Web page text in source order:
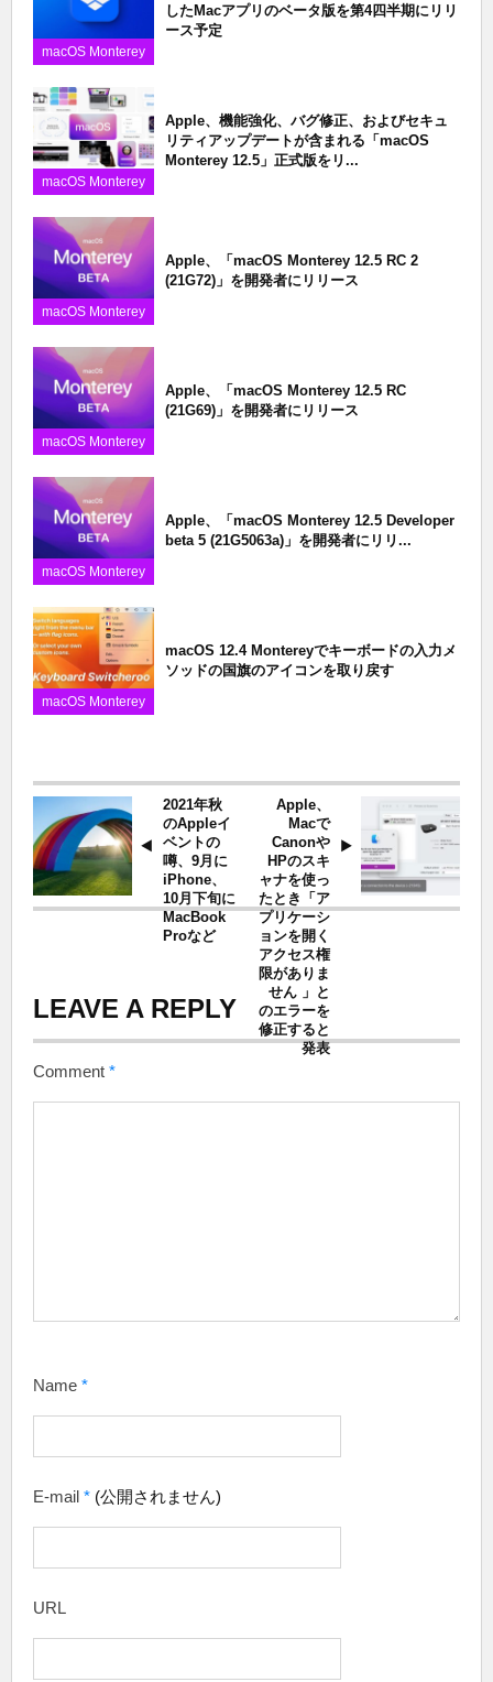
macOS Monterey
したMacアプリのベータ版を第4四半期にリリ
ース予定
macOS Monterey
Apple、機能強化、バグ修正、およびセキュ
リティアップデートが含まれる「macOS
Monterey 12.5」正式版をリ...
macOS Monterey
Apple、「macOS Monterey 12.5 RC 2
(21G72)」を開発者にリリース
macOS Monterey
Apple、「macOS Monterey 12.5 RC
(21G69)」を開発者にリリース
macOS Monterey
Apple、「macOS Monterey 12.5 Developer
beta 5 (21G5063a)」を開発者にリリ...
macOS Monterey
macOS 12.4 Montereyでキーボードの入力メ
ソッドの国旗のアイコンを取り戻す
2021年秋
のAppleイ
ベントの
噂、9月に
iPhone、
10月下旬に
MacBook
Proなど
Apple、
Macで
Canonや
HPのスキ
ャナを使っ
たとき「ア
プリケーシ
ョンを開く
アクセス権
限がありま
せん 」と
のエラーを
修正すると
発表
LEAVE A REPLY
Comment *
Name *
E-mail * (公開されません)
URL